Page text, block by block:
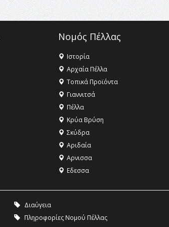
Νομός Πέλλας
Ιστορία
Αρχαία Πέλλα
Τοπικά Προϊόντα
Γιαννιτσά
Πέλλα
Κρύα Βρύση
Σκύδρα
Αριδαία
Aρνισσα
Eδεσσα
Διαύγεια
Πληροφορίες Νομού Πέλλας